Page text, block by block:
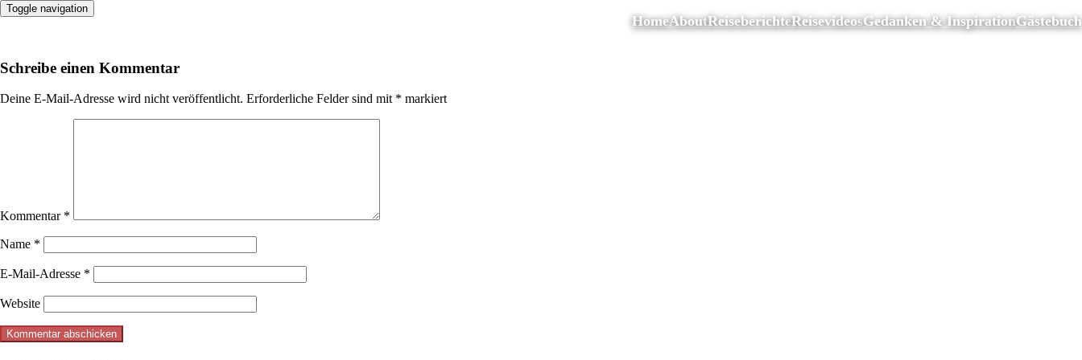
Toggle navigation
HomeAboutReiseberichteReisevideosGedanken & InspirationGästebuch
Schreibe einen Kommentar
Deine E-Mail-Adresse wird nicht veröffentlicht. Erforderliche Felder sind mit * markiert
Kommentar *
Name *
E-Mail-Adresse *
Website